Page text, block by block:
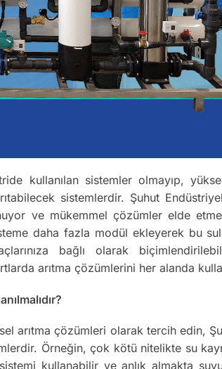
kullanılan sistemler olmayıp,
sistemlerdir. Şuhut
ve mükemmel çözümler elde
daha fazla modül ekleyerek bu
bağlı olarak
arıtma çözümlerini her alanda
arıtma çözümleri olarak tercih edin,
Örneğin, çok kötü nitelikte su
kullanabilir ve anlık almakta